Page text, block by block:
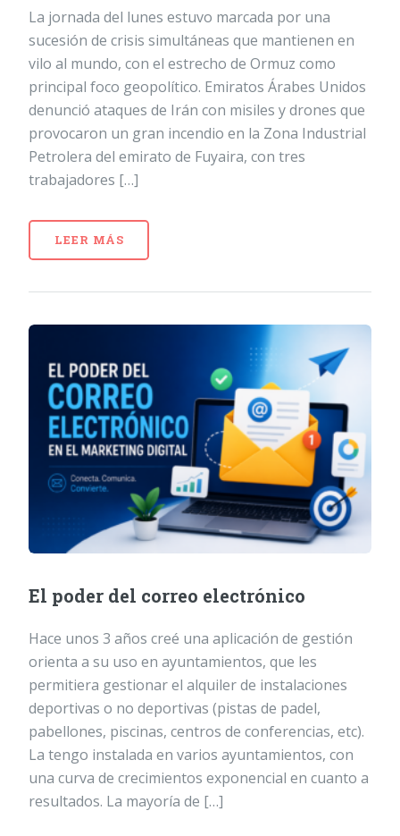
La jornada del lunes estuvo marcada por una
sucesión de crisis simultáneas que mantienen en
vilo al mundo, con el estrecho de Ormuz como
principal foco geopolítico. Emiratos Árabes Unidos
denunció ataques de Irán con misiles y drones que
provocaron un gran incendio en la Zona Industrial
Petrolera del emirato de Fuyaira, con tres
trabajadores […]
LEER MÁS
El poder del correo electrónico
Hace unos 3 años creé una aplicación de gestión
orienta a su uso en ayuntamientos, que les
permitiera gestionar el alquiler de instalaciones
deportivas o no deportivas (pistas de padel,
pabellones, piscinas, centros de conferencias, etc).
La tengo instalada en varios ayuntamientos, con
una curva de crecimientos exponencial en cuanto a
resultados. La mayoría de […]